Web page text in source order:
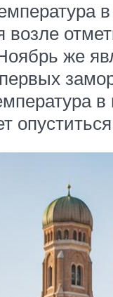
возле
же
в